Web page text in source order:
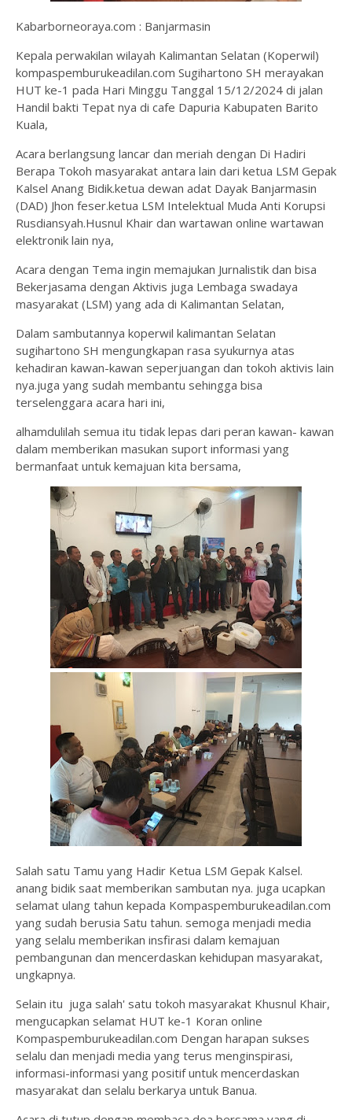
Kabarborneoraya.com : Banjarmasin
Kepala perwakilan wilayah Kalimantan Selatan (Koperwil)
kompaspemburukeadilan.com Sugihartono SH merayakan
HUT ke-1 pada Hari Minggu Tanggal 15/12/2024 di jalan
Handil bakti Tepat nya di cafe Dapuria Kabupaten Barito
Kuala,
Acara berlangsung lancar dan meriah dengan Di Hadiri
Berapa Tokoh masyarakat antara lain dari ketua LSM Gepak
Kalsel Anang Bidik.ketua dewan adat Dayak Banjarmasin
(DAD) Jhon feser.ketua LSM Intelektual Muda Anti Korupsi
Rusdiansyah.Husnul Khair dan wartawan online wartawan
elektronik lain nya,
Acara dengan Tema ingin memajukan Jurnalistik dan bisa
Bekerjasama dengan Aktivis juga Lembaga swadaya
masyarakat (LSM) yang ada di Kalimantan Selatan,
Dalam sambutannya koperwil kalimantan Selatan
sugihartono SH mengungkapan rasa syukurnya atas
kehadiran kawan-kawan seperjuangan dan tokoh aktivis lain
nya.juga yang sudah membantu sehingga bisa
terselenggara acara hari ini,
alhamdulilah semua itu tidak lepas dari peran kawan- kawan
dalam memberikan masukan suport informasi yang
bermanfaat untuk kemajuan kita bersama,
Salah satu Tamu yang Hadir Ketua LSM Gepak Kalsel.
anang bidik saat memberikan sambutan nya. juga ucapkan
selamat ulang tahun kepada Kompaspemburukeadilan.com
yang sudah berusia Satu tahun. semoga menjadi media
yang selalu memberikan insfirasi dalam kemajuan
pembangunan dan mencerdaskan kehidupan masyarakat,
ungkapnya.
Selain itu juga salah' satu tokoh masyarakat Khusnul Khair,
mengucapkan selamat HUT ke-1 Koran online
Kompaspemburukeadilan.com Dengan harapan sukses
selalu dan menjadi media yang terus menginspirasi,
informasi-informasi yang positif untuk mencerdaskan
masyarakat dan selalu berkarya untuk Banua.